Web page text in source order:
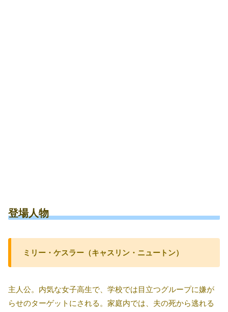
登場人物
ミリー・ケスラー（キャスリン・ニュートン）
主人公。内気な女子高生で、学校では目立つグループに嫌が
らせのターゲットにされる。家庭内では、夫の死から逃れる